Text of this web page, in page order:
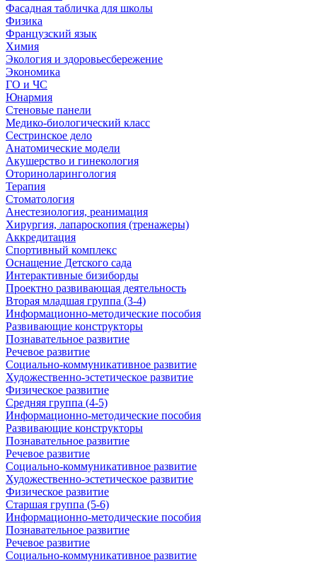
Фасадная табличка для школы
Физика
Французский язык
Химия
Экология и здоровьесбережение
Экономика
ГО и ЧС
Юнармия
Стеновые панели
Медико-биологический класс
Сестринское дело
Анатомические модели
Акушерство и гинекология
Оториноларингология
Терапия
Стоматология
Анестезиология, реанимация
Хирургия, лапароскопия (тренажеры)
Аккредитация
Спортивный комплекс
Оснащение Детского сада
Интерактивные бизиборды
Проектно развивающая деятельность
Вторая младшая группа (3-4)
Информационно-методические пособия
Развивающие конструкторы
Познавательное развитие
Речевое развитие
Социально-коммуникативное развитие
Художественно-эстетическое развитие
Физическое развитие
Средняя группа (4-5)
Информационно-методические пособия
Развивающие конструкторы
Познавательное развитие
Речевое развитие
Социально-коммуникативное развитие
Художественно-эстетическое развитие
Физическое развитие
Старшая группа (5-6)
Информационно-методические пособия
Познавательное развитие
Речевое развитие
Социально-коммуникативное развитие